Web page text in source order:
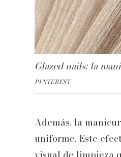
Glazed nails: la
PINTEREST
Además, la
uniforme. Este